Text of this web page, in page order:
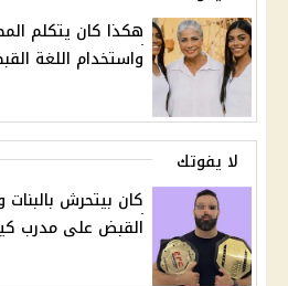
واستخدام اللغة
لا يفوتك
كان بيتحرش
القبض على مدرب